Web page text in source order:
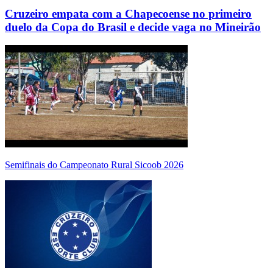
Cruzeiro empata com a Chapecoense no primeiro
duelo da Copa do Brasil e decide vaga no Mineirão
Semifinais do Campeonato Rural Sicoob 2026